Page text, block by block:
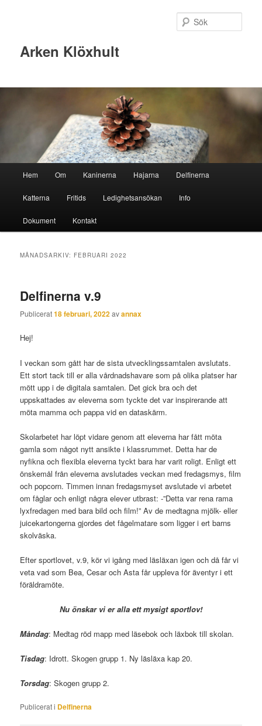
Arken Klöxhult
Hoppa
till
primärt
innehåll
Hoppa
till
sekundärt
innehåll
Hem Om Kaninerna Hajarna Delfinerna
Katterna Fritids Ledighetsansökan Info
Dokument Kontakt
MÅNADSARKIV: FEBRUARI 2022
Delfinerna v.9
Publicerat18 februari, 2022avannax
Hej!
I veckan som gått har de sista utvecklingssamtalen avslutats.
Ett stort tack till er alla vårdnadshavare som på olika platser har
mött upp i de digitala samtalen. Det gick bra och det
uppskattades av eleverna som tyckte det var inspirerande att
möta mamma och pappa vid en dataskärm.
Skolarbetet har löpt vidare genom att eleverna har fått möta
gamla som något nytt ansikte i klassrummet. Detta har de
nyfikna och flexibla eleverna tyckt bara har varit roligt. Enligt ett
önskemål från eleverna avslutades veckan med fredagsmys, film
och popcorn. Timmen innan fredagsmyset avslutade vi arbetet
om fåglar och enligt några elever utbrast: -”Detta var rena rama
lyxfredagen med bara bild och film!” Av de medtagna mjölk- eller
juicekartongerna gjordes det fågelmatare som ligger i ert barns
skolväska.
Efter sportlovet, v.9, kör vi igång med läsläxan igen och då får vi
veta vad som Bea, Cesar och Asta får uppleva för äventyr i ett
föräldramöte.
Nu önskar vi er alla ett mysigt sportlov!
Måndag: Medtag röd mapp med läsebok och läxbok till skolan.
Tisdag: Idrott. Skogen grupp 1. Ny läsläxa kap 20.
Torsdag: Skogen grupp 2.
Publicerat i Delfinerna